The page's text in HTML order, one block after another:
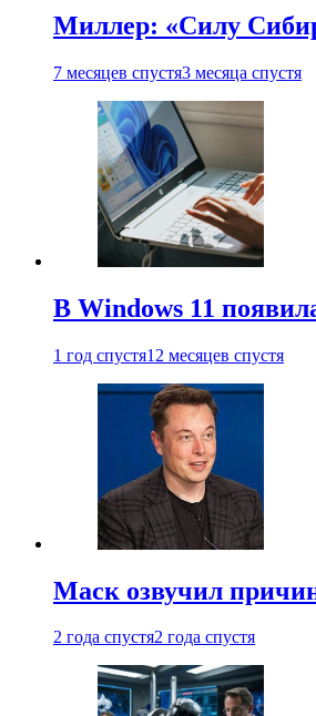
Миллер: «Силу
7 месяцев спустя3 месяца спустя
В Windows 11
1 год спустя12 месяцев спустя
Маск озвучил
2 года спустя2 года спустя